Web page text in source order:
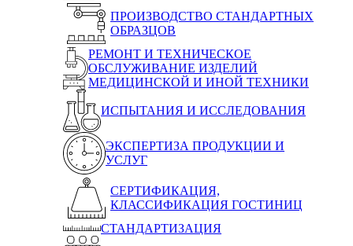
ПРОИЗВОДСТВО СТАНДАРТНЫХ
ОБРАЗЦОВ
РЕМОНТ И ТЕХНИЧЕСКОЕ
ОБСЛУЖИВАНИЕ ИЗДЕЛИЙ
МЕДИЦИНСКОЙ И ИНОЙ ТЕХНИКИ
ИСПЫТАНИЯ И ИССЛЕДОВАНИЯ
ЭКСПЕРТИЗА ПРОДУКЦИИ И
УСЛУГ
СЕРТИФИКАЦИЯ,
КЛАССИФИКАЦИЯ ГОСТИНИЦ
СТАНДАРТИЗАЦИЯ